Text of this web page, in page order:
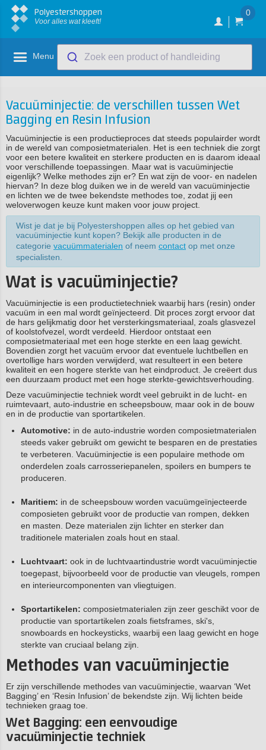
Polyestershoppen
Voor alles wat kleeft!
0
Menu Zoek een product of handleiding
Vacuüminjectie: de verschillen tussen Wet
Bagging en Resin Infusion
Vacuüminjectie is een productieproces dat steeds populairder wordt
in de wereld van composietmaterialen. Het is een techniek die zorgt
voor een betere kwaliteit en sterkere producten en is daarom ideaal
voor verschillende toepassingen. Maar wat is vacuüminjectie
eigenlijk? Welke methodes zijn er? En wat zijn de voor- en nadelen
hiervan? In deze blog duiken we in de wereld van vacuüminjectie
en lichten we de twee bekendste methodes toe, zodat jij een
weloverwogen keuze kunt maken voor jouw project.
Wist je dat je bij Polyestershoppen alles op het gebied van
vacuüminjectie kunt kopen? Bekijk alle producten in de
categorie vacuümmaterialen of neem contact op met onze
specialisten.
Wat is vacuüminjectie?
Vacuüminjectie is een productietechniek waarbij hars (resin) onder
vacuüm in een mal wordt geïnjecteerd. Dit proces zorgt ervoor dat
de hars gelijkmatig door het versterkingsmateriaal, zoals glasvezel
of koolstofvezel, wordt verdeeld. Hierdoor ontstaat een
composietmateriaal met een hoge sterkte en een laag gewicht.
Bovendien zorgt het vacuüm ervoor dat eventuele luchtbellen en
overtollige hars worden verwijderd, wat resulteert in een betere
kwaliteit en een hogere sterkte van het eindproduct. Je creëert dus
een duurzaam product met een hoge sterkte-gewichtsverhouding.
Deze vacuüminjectie techniek wordt veel gebruikt in de lucht- en
ruimtevaart, auto-industrie en scheepsbouw, maar ook in de bouw
en in de productie van sportartikelen.
Automotive: in de auto-industrie worden composietmaterialen
steeds vaker gebruikt om gewicht te besparen en de prestaties
te verbeteren. Vacuüminjectie is een populaire methode om
onderdelen zoals carrosseriepanelen, spoilers en bumpers te
produceren.
Maritiem: in de scheepsbouw worden vacuümgeïnjecteerde
composieten gebruikt voor de productie van rompen, dekken
en masten. Deze materialen zijn lichter en sterker dan
traditionele materialen zoals hout en staal.
Luchtvaart: ook in de luchtvaartindustrie wordt vacuüminjectie
toegepast, bijvoorbeeld voor de productie van vleugels, rompen
en interieurcomponenten van vliegtuigen.
Sportartikelen: composietmaterialen zijn zeer geschikt voor de
productie van sportartikelen zoals fietsframes, ski's,
snowboards en hockeysticks, waarbij een laag gewicht en hoge
sterkte van cruciaal belang zijn.
Methodes van vacuüminjectie
Er zijn verschillende methodes van vacuüminjectie, waarvan ‘Wet
Bagging’ en ‘Resin Infusion’ de bekendste zijn. Wij lichten beide
technieken graag toe.
Wet Bagging: een eenvoudige
vacuüminjectie techniek